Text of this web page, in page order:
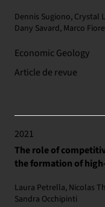
Dennis Sugiono, Crystal
Dany Savard, Marco
Economic Geology
Article de revue
2021
The role of
the formation of
Laura Petrella, Nicolas
Sandra Occhipinti